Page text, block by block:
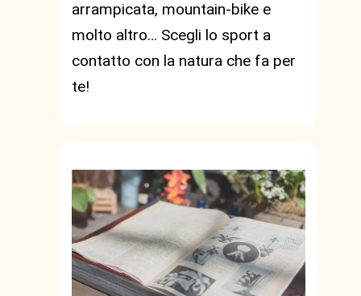
arrampicata, mountain-bike e
molto altro… Scegli lo sport a
contatto con la natura che fa per
te!